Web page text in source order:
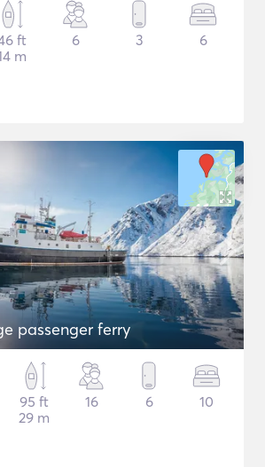
ft
m
6 3 6
passenger ferry
95 ft
29 m
16 6 10